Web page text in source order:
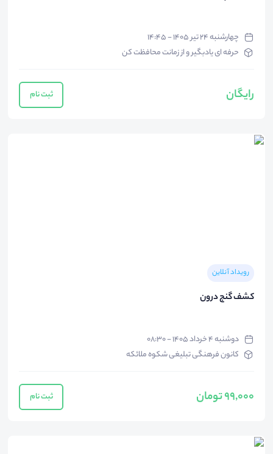
چهارشنبه ۲۴ تیر ۱۴۰۵ - ۱۴:۴۵
حرفه ای یادبگیر و از زمانت محافظت کن
رایگان ثبت نام
رویداد آنلاین
کشف گنج درون
دوشنبه ۴ خرداد ۱۴۰۵ - ۰۸:۳۰
کانون فرهنگی تبلیغی شکوه ملائکه
99,000 تومان ثبت نام